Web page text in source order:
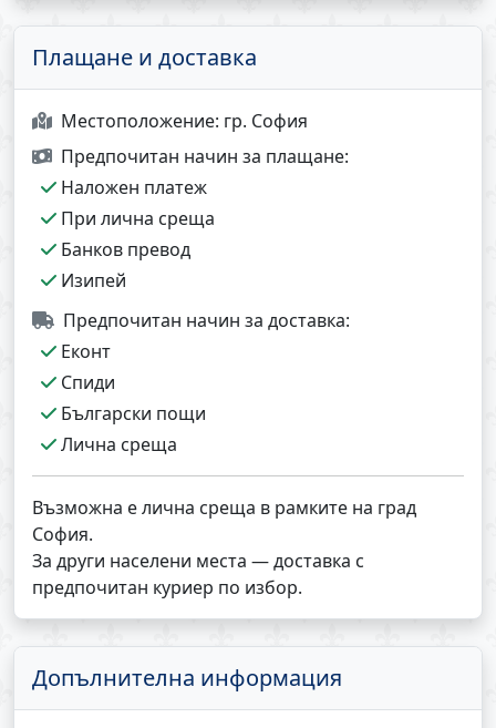
Плащане и доставка
Местоположение: гр. София
Предпочитан начин за плащане:
Наложен платеж
При лична среща
Банков превод
Изипей
Предпочитан начин за доставка:
Еконт
Спиди
Български пощи
Лична среща
Възможна е лична среща в рамките на град
София.
За други населени места — доставка с
предпочитан куриер по избор.
Допълнителна информация